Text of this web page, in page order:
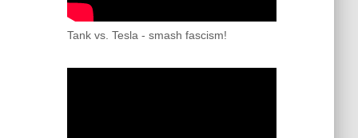
Tank vs. Tesla - smash fascism!